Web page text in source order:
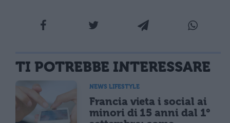
TI POTREBBE INTERESSARE
NEWS LIFESTYLE
Francia vieta i social ai
minori di 15 anni dal 1°